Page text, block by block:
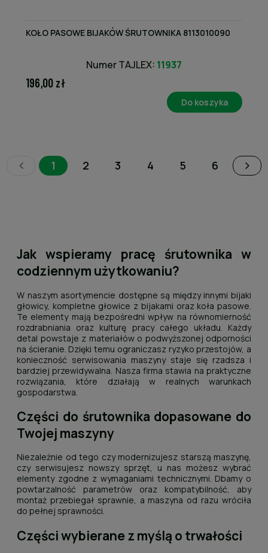
KOŁO PASOWE BIJAKÓW ŚRUTOWNIKA 8113010090
Numer TAJLEX: 11937
196,00 zł
Do koszyka
1 2 3 4 5 6
Jak wspieramy pracę śrutownika w
codziennym użytkowaniu?
W naszym asortymencie dostępne są między innymi bijaki
głowicy, kompletne głowice z bijakami oraz koła pasowe.
Te elementy mają bezpośredni wpływ na równomierność
rozdrabniania oraz kulturę pracy całego układu. Każdy
detal powstaje z materiałów o podwyższonej odporności
na ścieranie. Dzięki temu ograniczasz ryzyko przestojów, a
konieczność serwisowania maszyny staje się rzadsza i
bardziej przewidywalna. Nasza firma stawia na praktyczne
rozwiązania, które działają w realnych warunkach
gospodarstwa.
Części do śrutownika dopasowane do
Twojej maszyny
Niezależnie od tego czy modernizujesz starszą maszynę,
czy serwisujesz nowszy sprzęt, u nas możesz wybrać
elementy zgodne z wymaganiami technicznymi. Dbamy o
powtarzalność parametrów oraz kompatybilność, aby
montaż przebiegał sprawnie, a maszyna od razu wróciła
do pełnej sprawności.
Części wybierane z myślą o trwałości